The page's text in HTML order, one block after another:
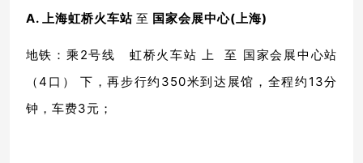
A. 上海虹桥火车站 至 国家会展中心(上海)
地铁：乘2号线 虹桥火车站 上 至 国家会展中心站
（4口） 下，再步行约350米到达展馆，全程约13分
钟，车费3元；